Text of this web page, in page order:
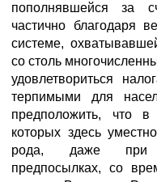
пополнявшейся за
частично благодаря
системе,
со столь
удовлетвориться
терпимыми для
предположить, что
которых здесь
рода, даже при
предпосылках, со